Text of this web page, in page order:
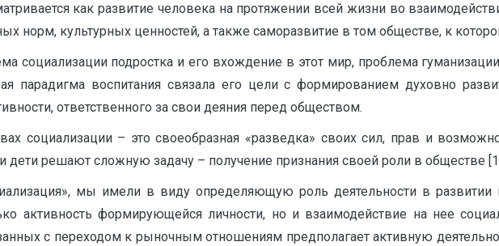
как развитие человека на протяжении всей жизни во
норм, культурных ценностей, а также саморазвитие в том обществе, к
социализации подростка и его вхождение в этот мир, проблема
парадигма воспитания связала его цели с формированием духовно
ответственного за свои деяния перед обществом.
социализации – это своеобразная «разведка» своих сил, прав и
решают сложную задачу – получение признания своей роли в обществе
мы имели в виду определяющую роль деятельности в развитии
активность формирующейся личности, но и взаимодействие на нее
с переходом к рыночным отношениям предполагает активную